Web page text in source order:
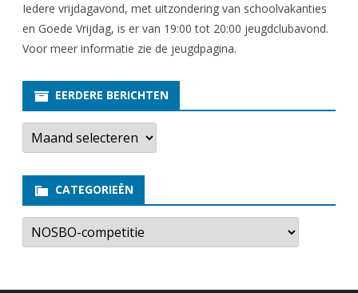
Iedere vrijdagavond, met uitzondering van schoolvakanties
en Goede Vrijdag, is er van 19:00 tot 20:00 jeugdclubavond.
Voor meer informatie zie de jeugdpagina.
EERDERE BERICHTEN
E
r
e
e
b
r
CATEGORIEËN
C
t
o